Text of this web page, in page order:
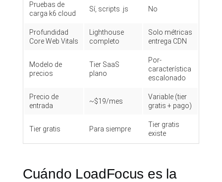
Pruebas de
carga k6 cloud
Sí, scripts .js No
Profundidad
Core Web Vitals
Lighthouse
completo
Solo métricas
entrega CDN
Modelo de
precios
Tier SaaS
plano
Por-
característica
escalonado
Precio de
entrada
~$19/mes
Variable (tier
gratis + pago)
Tier gratis Para siempre
Tier gratis
existe
Cuándo LoadFocus es la